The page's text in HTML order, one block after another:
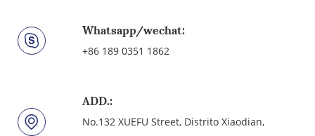
Whatsapp/wechat:
+86 189 0351 1862
ADD.:
No.132 XUEFU Street, Distrito Xiaodian,